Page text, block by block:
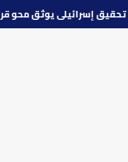
🔵تحقيق إسرائيلي يوثق